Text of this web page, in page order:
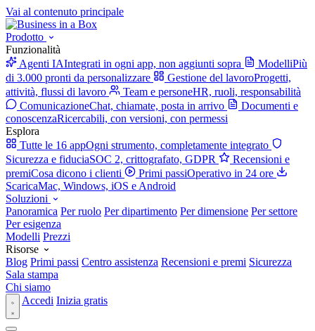
Vai al contenuto principale
Prodotto
Funzionalità
Agenti IAIntegrati in ogni app, non aggiunti sopra ModelliPiù
di 3.000 pronti da personalizzare
Gestione del lavoroProgetti,
attività, flussi di lavoro
Team e personeHR, ruoli, responsabilità
ComunicazioneChat, chiamate, posta in arrivo
Documenti e
conoscenzaRicercabili, con versioni, con permessi
Esplora
Tutte le 16 appOgni strumento, completamente integrato
Sicurezza e fiduciaSOC 2, crittografato, GDPR
Recensioni e
premiCosa dicono i clienti Primi passiOperativo in 24 ore
ScaricaMac, Windows, iOS e Android
Soluzioni
Panoramica Per ruolo Per dipartimento Per dimensione Per settore
Per esigenza
Modelli Prezzi
Risorse
Blog Primi passi Centro assistenza Recensioni e premi Sicurezza
Sala stampa
Chi siamo
Accedi Inizia gratis